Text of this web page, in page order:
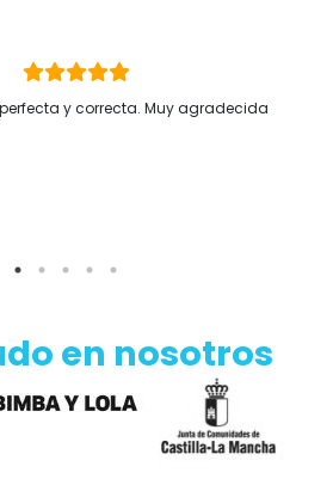
y correcta. Muy agradecida
en nosotros